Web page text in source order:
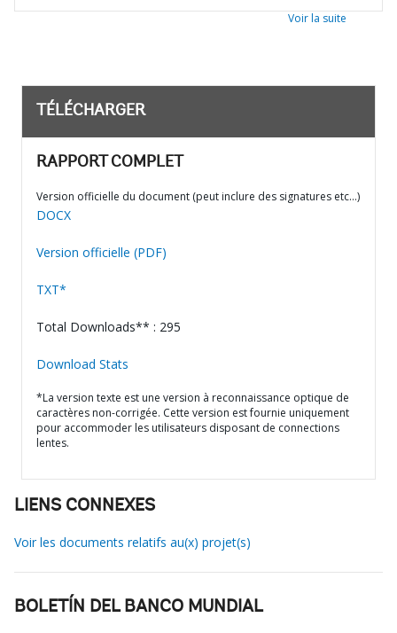
Voir la suite
TÉLÉCHARGER
RAPPORT COMPLET
Version officielle du document (peut inclure des signatures etc…)
DOCX
Version officielle (PDF)
TXT*
Total Downloads** : 295
Download Stats
*La version texte est une version à reconnaissance optique de
caractères non-corrigée. Cette version est fournie uniquement
pour accommoder les utilisateurs disposant de connections
lentes.
LIENS CONNEXES
Voir les documents relatifs au(x) projet(s)
BOLETÍN DEL BANCO MUNDIAL